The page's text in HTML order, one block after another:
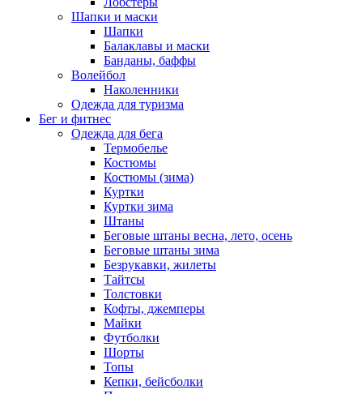
Шапки и маски
Шапки
Балаклавы и маски
Банданы, баффы
Волейбол
Наколенники
Одежда для туризма
Бег и фитнес
Одежда для бега
Термобелье
Костюмы
Костюмы (зима)
Куртки
Куртки зима
Штаны
Беговые штаны весна, лето, осень
Беговые штаны зима
Безрукавки, жилеты
Тайтсы
Толстовки
Кофты, джемперы
Майки
Футболки
Шорты
Топы
Кепки, бейсболки